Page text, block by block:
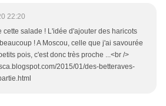
22:20
cette salade ! L'idée d'ajouter des haricots
! A Moscou, celle que j'ai savourée
pois, c'est donc très proche ...<br />
2015/01/des-betteraves-